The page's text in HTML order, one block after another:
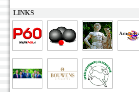
LINKS